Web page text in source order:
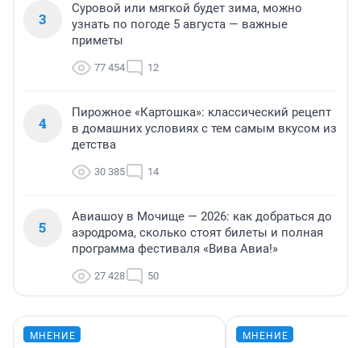
3
Суровой или мягкой будет зима, можно
узнать по погоде 5 августа — важные
приметы
77 454 12
4
Пирожное «Картошка»: классический рецепт
в домашних условиях с тем самым вкусом из
детства
30 385 14
5
Авиашоу в Мочище — 2026: как добраться до
аэродрома, сколько стоят билеты и полная
программа фестиваля «Вива Авиа!»
27 428 50
МНЕНИЕ МНЕНИЕ